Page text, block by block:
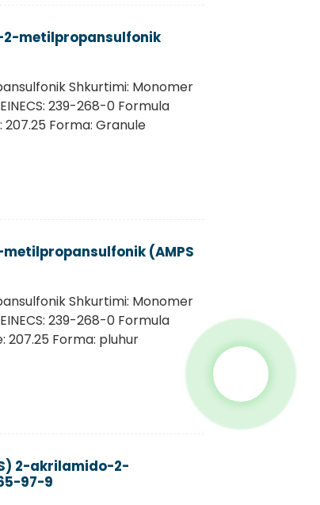
2-metilpropansulfonik
Shkurtimi: Monomer
239-268-0 Formula
207.25 Forma: Granule
(AMPS
Shkurtimi: Monomer
239-268-0 Formula
207.25 Forma: pluhur
2-akrilamido-2-
97-9